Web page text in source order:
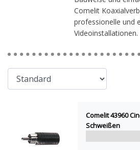
Comelit
professionelle und
Videoinstallationen.
Comelit 43960
Schweißen